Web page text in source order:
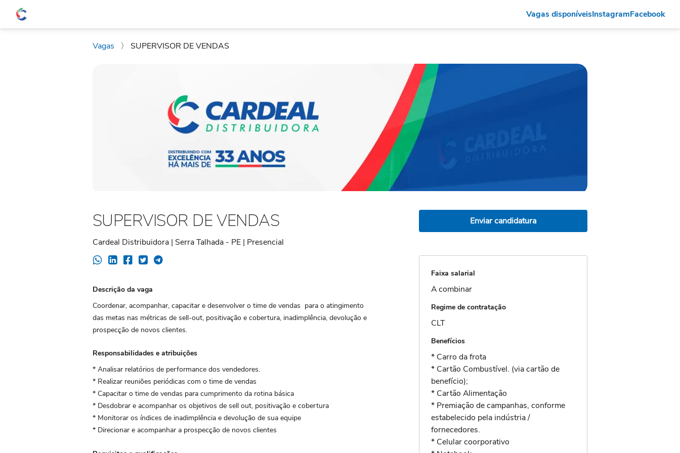
Vagas disponíveisInstagramFacebook
Vagas 〉 SUPERVISOR DE VENDAS
SUPERVISOR DE VENDAS
Cardeal Distribuidora | Serra Talhada - PE | Presencial
Descrição da vaga
Coordenar, acompanhar, capacitar e desenvolver o time de vendas para o atingimento
das metas nas métricas de sell-out, positivação e cobertura, inadimplência, devolução e
prospecção de novos clientes.
Responsabilidades e atribuições
* Analisar relatórios de performance dos vendedores.
* Realizar reuniões periódicas com o time de vendas
* Capacitar o time de vendas para cumprimento da rotina básica
* Desdobrar e acompanhar os objetivos de sell out, positivação e cobertura
* Monitorar os índices de inadimplência e devolução de sua equipe
* Direcionar e acompanhar a prospecção de novos clientes
Enviar candidatura
Faixa salarial
A combinar
Regime de contratação
CLT
Benefícios
* Carro da frota
* Cartão Combustível. (via cartão de
benefício);
* Cartão Alimentação
* Premiação de campanhas, conforme
estabelecido pela indústria /
fornecedores.
* Celular coorporativo